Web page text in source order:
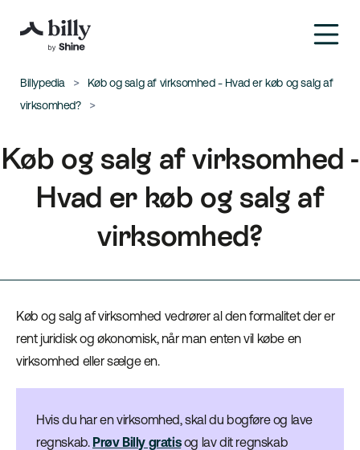
Billypedia
Køb og salg af virksomhed - Hvad er køb og salg af
virksomhed?
Køb og salg af virksomhed -
Hvad er køb og salg af
virksomhed?
Køb og salg af virksomhed vedrører al den formalitet der er
rent juridisk og økonomisk, når man enten vil købe en
virksomhed eller sælge en.
Hvis du har en virksomhed, skal du bogføre og lave
regnskab. Prøv Billy gratisog lav dit regnskab